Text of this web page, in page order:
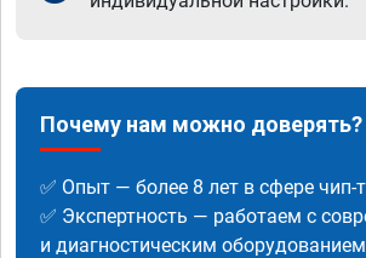
Почему нам можно доверять?
✅ Опыт — более 8 лет в сфере чип-
✅ Экспертность — работаем с
и диагностическим